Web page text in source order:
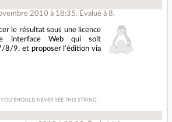
2010 à 18:35. Évalué à 8.
le résultat sous une licence
interface Web qui soit
8/9, et proposer l'édition via
SHOULD NEVER SEE THIS STRING.